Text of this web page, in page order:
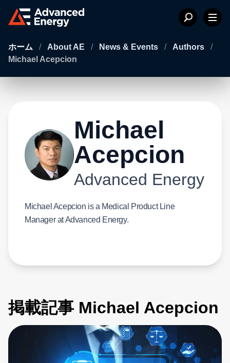
ホーム / About AE / News & Events / Authors
/
Michael Acepcion
Michael
Acepcion
Advanced Energy
Michael Acepcion is a Medical Product Line
Manager at Advanced Energy.
掲載記事 Michael Acepcion